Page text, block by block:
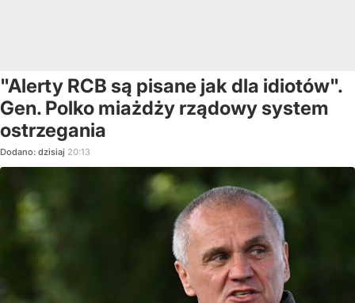
"Alerty RCB są pisane jak dla idiotów".
Gen. Polko miażdży rządowy system
ostrzegania
Dodano: dzisiaj 20:13